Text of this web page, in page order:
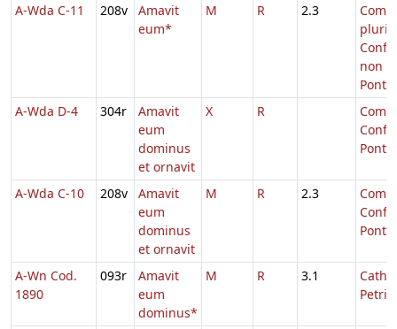
A-Wda C-11 208v
Amavit
eum*
M R 2.3
non
A-Wda D-4
304r
Amavit
eum
dominus
et ornavit
X R
A-Wda C-10 208v
Amavit
eum
dominus
et ornavit
M R 2.3
A-Wn Cod.
1890
093r
Amavit
eum
dominus*
M R 3.1
Petri